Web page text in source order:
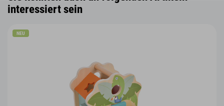
interessiert sein
NEU